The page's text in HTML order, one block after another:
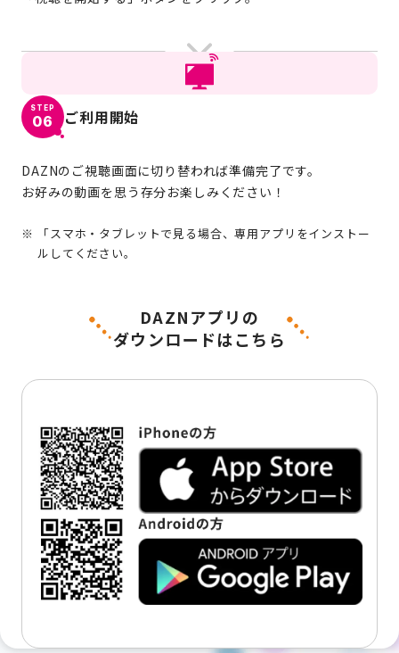
STEP
06 ご利用開始
DAZNのご視聴画面に切り替われば準備完了です。
お好みの動画を思う存分お楽しみください！
「スマホ・タブレットで見る場合、専用アプリをインストー
ルしてください。
DAZNアプリの
ダウンロードはこちら